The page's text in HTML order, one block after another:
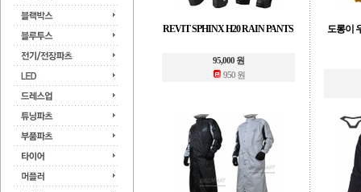
REVIT SPHINX H20 RAIN PANTS
95,000 원
950 원
도롱이